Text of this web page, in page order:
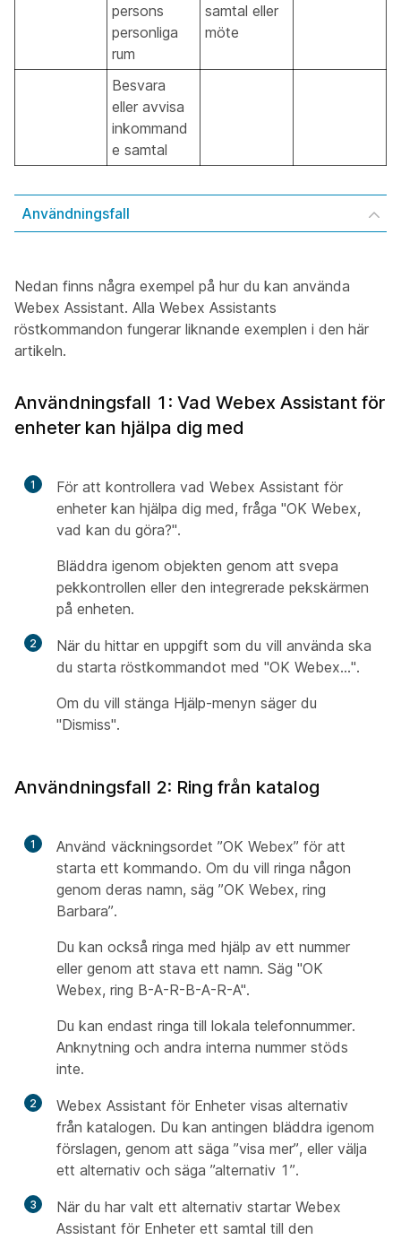
persons
personliga
rum
samtal eller
möte
Besvara
eller avvisa
inkommand
e samtal
Användningsfall
Nedan finns några exempel på hur du kan använda
Webex Assistant. Alla Webex Assistants
röstkommandon fungerar liknande exemplen i den här
artikeln.
Användningsfall 1: Vad Webex Assistant för
enheter kan hjälpa dig med
1
För att kontrollera vad Webex Assistant för
enheter kan hjälpa dig med, fråga "OK Webex,
vad kan du göra?".
Bläddra igenom objekten genom att svepa
pekkontrollen eller den integrerade pekskärmen
på enheten.
2
När du hittar en uppgift som du vill använda ska
du starta röstkommandot med "OK Webex...".
Om du vill stänga Hjälp-menyn säger du
"Dismiss".
Användningsfall 2: Ring från katalog
1
Använd väckningsordet ”OK Webex” för att
starta ett kommando. Om du vill ringa någon
genom deras namn, säg ”OK Webex, ring
Barbara”.
Du kan också ringa med hjälp av ett nummer
eller genom att stava ett namn. Säg "OK
Webex, ring B-A-R-B-A-R-A".
Du kan endast ringa till lokala telefonnummer.
Anknytning och andra interna nummer stöds
inte.
2
Webex Assistant för Enheter visas alternativ
från katalogen. Du kan antingen bläddra igenom
förslagen, genom att säga ”visa mer”, eller välja
ett alternativ och säga ”alternativ 1”.
3
När du har valt ett alternativ startar Webex
Assistant för Enheter ett samtal till den